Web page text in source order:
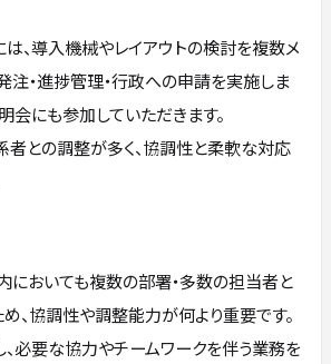
、導入機械やレイアウトの検討を複数メ
注・進捗管理・行政への申請を実施しま
会にも参加していただきます。
との調整が多く、協調性と柔軟な対応
においても複数の部署・多数の担当者と
、協調性や調整能力が何より重要です。
必要な協力やチームワークを伴う業務を